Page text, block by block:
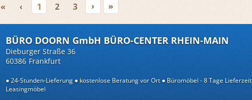
« ‹ 1 2 3 › »
BÜRO DOORN GmbH BÜRO-CENTER RHEIN-MAIN
Dieburger Straße 36
60386 Frankfurt
24-Stunden-Lieferung kostenlose Beratung vor Ort Büromöbel - 8 Tage Lieferzeit
Leasingmöbel